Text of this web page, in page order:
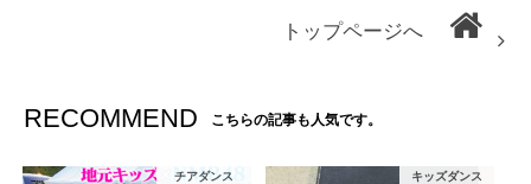
トップページへ
RECOMMEND こちらの記事も人気です。
チアダンス キッズダンス